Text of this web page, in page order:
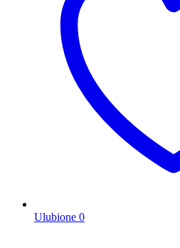
Ulubione 0